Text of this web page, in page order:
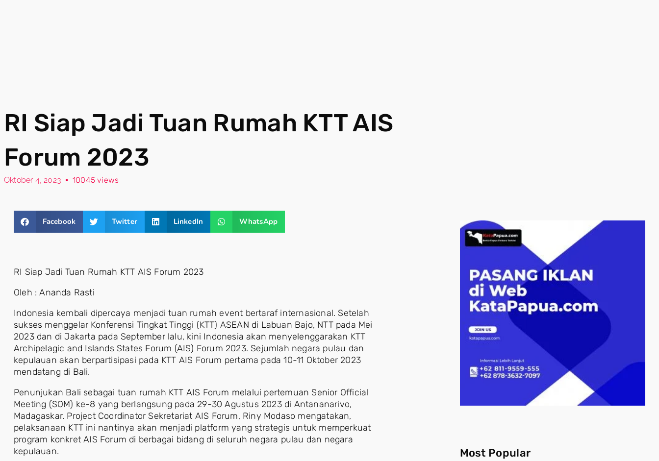
RI Siap Jadi Tuan Rumah KTT AIS
Forum 2023
Oktober 4, 2023 10045 views
Facebook Twitter LinkedIn WhatsApp
RI Siap Jadi Tuan Rumah KTT AIS Forum 2023
Oleh : Ananda Rasti
Indonesia kembali dipercaya menjadi tuan rumah event bertaraf internasional. Setelah
sukses menggelar Konferensi Tingkat Tinggi (KTT) ASEAN di Labuan Bajo, NTT pada Mei
2023 dan di Jakarta pada September lalu, kini Indonesia akan menyelenggarakan KTT
Archipelagic and Islands States Forum (AIS) Forum 2023. Sejumlah negara pulau dan
kepulauan akan berpartisipasi pada KTT AIS Forum pertama pada 10-11 Oktober 2023
mendatang di Bali.
Penunjukan Bali sebagai tuan rumah KTT AIS Forum melalui pertemuan Senior Official
Meeting (SOM) ke-8 yang berlangsung pada 29-30 Agustus 2023 di Antananarivo,
Madagaskar. Project Coordinator Sekretariat AIS Forum, Riny Modaso mengatakan,
pelaksanaan KTT ini nantinya akan menjadi platform yang strategis untuk memperkuat
program konkret AIS Forum di berbagai bidang di seluruh negara pulau dan negara
kepulauan.
Most Popular